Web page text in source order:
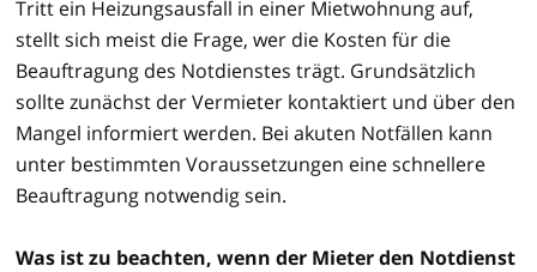
Tritt ein Heizungsausfall in einer Mietwohnung auf,
stellt sich meist die Frage, wer die Kosten für die
Beauftragung des Notdienstes trägt. Grundsätzlich
sollte zunächst der Vermieter kontaktiert und über den
Mangel informiert werden. Bei akuten Notfällen kann
unter bestimmten Voraussetzungen eine schnellere
Beauftragung notwendig sein.
Was ist zu beachten, wenn der Mieter den Notdienst